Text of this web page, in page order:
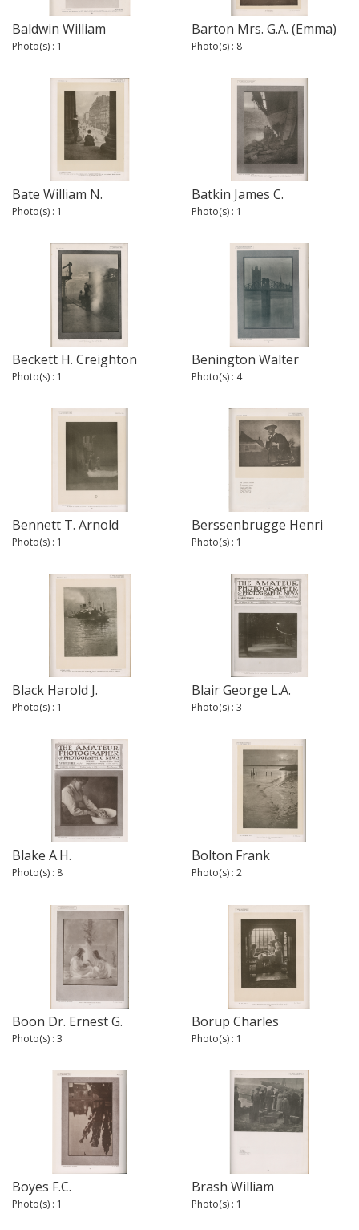
Baldwin William
Photo(s) : 1
Barton Mrs. G.A. (Emma)
Photo(s) : 8
Bate William N.
Photo(s) : 1
Batkin James C.
Photo(s) : 1
Beckett H. Creighton
Photo(s) : 1
Benington Walter
Photo(s) : 4
Bennett T. Arnold
Photo(s) : 1
Berssenbrugge Henri
Photo(s) : 1
Black Harold J.
Photo(s) : 1
Blair George L.A.
Photo(s) : 3
Blake A.H.
Photo(s) : 8
Bolton Frank
Photo(s) : 2
Boon Dr. Ernest G.
Photo(s) : 3
Borup Charles
Photo(s) : 1
Boyes F.C.
Photo(s) : 1
Brash William
Photo(s) : 1